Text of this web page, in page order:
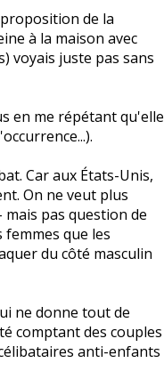
de la
à la maison avec
voyais juste pas sans
en me répétant qu'elle
Car aux États-Unis,
On ne veut plus
pas question de
que les
du côté masculin
ne donne tout de
comptant des couples
anti-enfants